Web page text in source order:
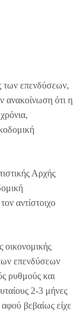
των επενδύσεων,
ανακοίνωση ότι η
Αρχής
αντίστοιχο
οικονομικής
επενδύσεων
ρυθμούς και
2-3 μήνες
βεβαίως είχε